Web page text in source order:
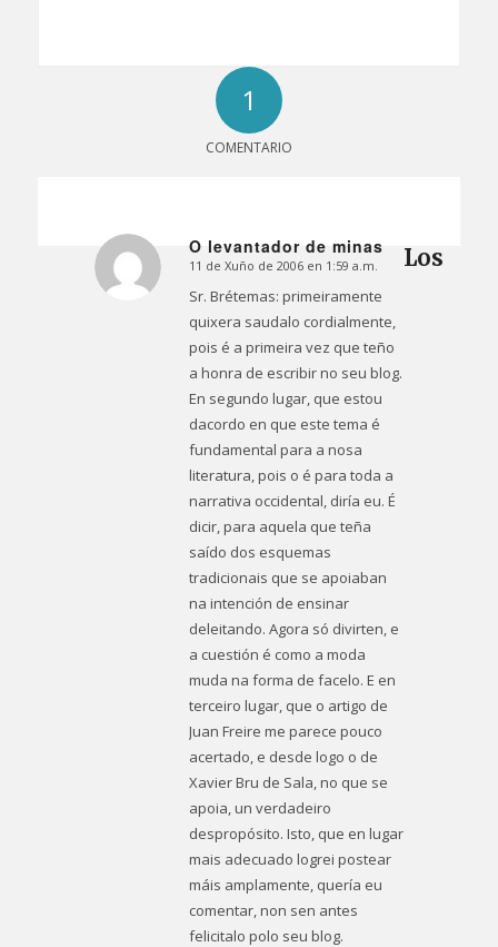
1
COMENTARIO
O levantador de minas
Dice:
11 de Xuño de 2006 en 1:59 a.m.
Sr. Brétemas: primeiramente
quixera saudalo cordialmente,
pois é a primeira vez que teño
a honra de escribir no seu blog.
En segundo lugar, que estou
dacordo en que este tema é
fundamental para a nosa
literatura, pois o é para toda a
narrativa occidental, diría eu. É
dicir, para aquela que teña
saído dos esquemas
tradicionais que se apoiaban
na intención de ensinar
deleitando. Agora só divirten, e
a cuestión é como a moda
muda na forma de facelo. E en
terceiro lugar, que o artigo de
Juan Freire me parece pouco
acertado, e desde logo o de
Xavier Bru de Sala, no que se
apoia, un verdadeiro
despropósito. Isto, que en lugar
mais adecuado logrei postear
máis amplamente, quería eu
comentar, non sen antes
felicitalo polo seu blog.
Los